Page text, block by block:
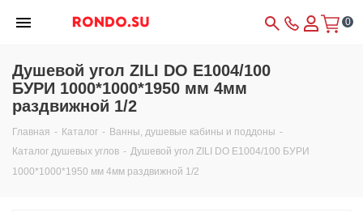
0
Душевой угол ZILI DO E1004/100
БУРИ 1000*1000*1950 мм 4мм
раздвижной 1/2
Главная - Каталог - Ванны, душевые кабины и поддоны -
Каталог душевых углов - Душевой угол ZILI DO E1004/100 БУРИ
1000*1000*1950 мм 4мм раздвижной 1/2